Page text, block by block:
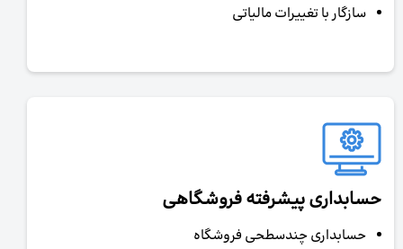
سازگار با تغییرات مالیاتی
حسابداری پیشرفته فروشگاهی
حسابداری چندسطحی فروشگاه